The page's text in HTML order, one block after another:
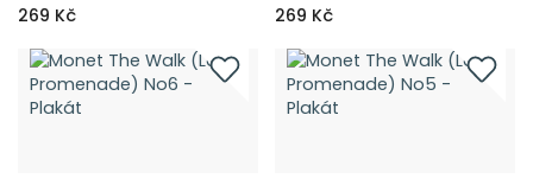
269 Kč
269 Kč